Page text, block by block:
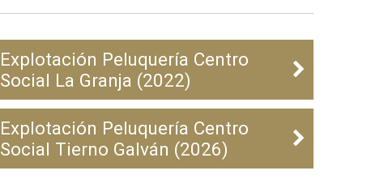
Explotación Peluquería Centro
Social La Granja (2022)
Explotación Peluquería Centro
Social Tierno Galván (2026)